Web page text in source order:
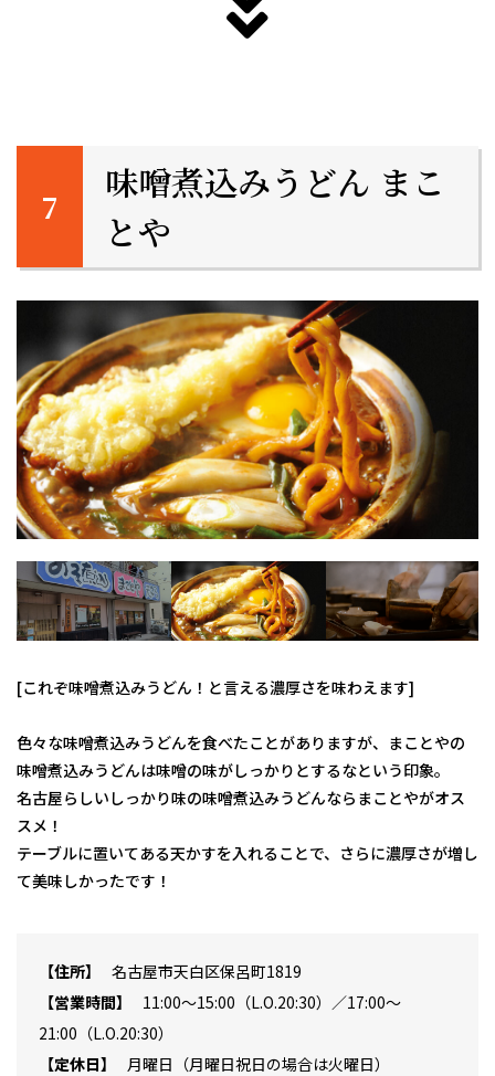
味噌煮込みうどん まこ
とや
[これぞ味噌煮込みうどん！と言える濃厚さを味わえます]
色々な味噌煮込みうどんを食べたことがありますが、まことやの
味噌煮込みうどんは味噌の味がしっかりとするなという印象。
名古屋らしいしっかり味の味噌煮込みうどんならまことやがオス
スメ！
テーブルに置いてある天かすを入れることで、さらに濃厚さが増し
て美味しかったです！
住所
名古屋市天白区保呂町1819
営業時間
11:00～15:00（L.O.20:30）／17:00～
21:00（L.O.20:30）
定休日
月曜日（月曜日祝日の場合は火曜日）